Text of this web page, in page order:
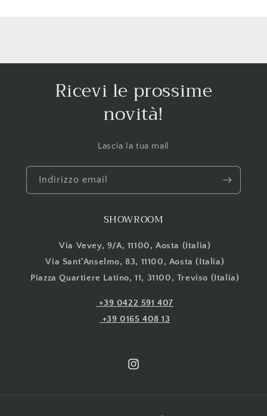
Ricevi le prossime
novità!
Lascia la tua mail
Indirizzo email
SHOWROOM
Via Vevey, 9/A, 11100, Aosta (Italia)
Via Sant’Anselmo, 83, 11100, Aosta (Italia)
Piazza Quartiere Latino, 11, 31100, Treviso (Italia)
+39 0422 591 407
+39 0165 408 13
Instagram